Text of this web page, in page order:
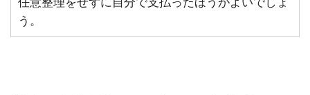
う。